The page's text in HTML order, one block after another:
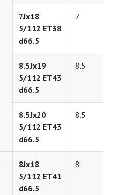
7Jx18
5/112 ET38
d66.5
7
8.5Jx19
5/112 ET43
d66.5
8.5
8.5Jx20
5/112 ET43
d66.5
8.5
8Jx18
5/112 ET41
d66.5
8